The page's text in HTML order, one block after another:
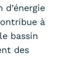
à
bassin
des